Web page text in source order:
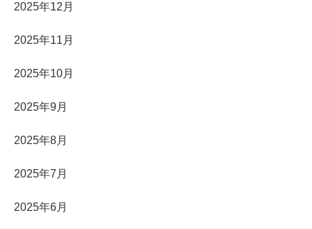
2025年12月
2025年11月
2025年10月
2025年9月
2025年8月
2025年7月
2025年6月